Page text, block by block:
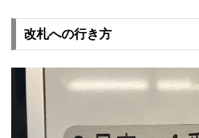
改札への行き方